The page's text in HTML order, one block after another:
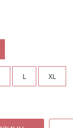
L XL